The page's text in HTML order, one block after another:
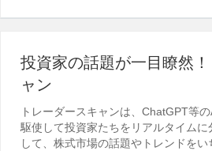
投資家の話題が一目瞭然
ャン
トレーダースキャンは、ChatGPT等
駆使して投資家たちをリアルタイムに
して、株式市場の話題やトレンドをい